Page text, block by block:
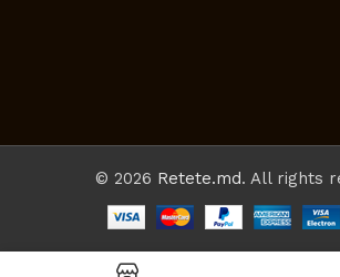
© 2026 Retete.md. All rights